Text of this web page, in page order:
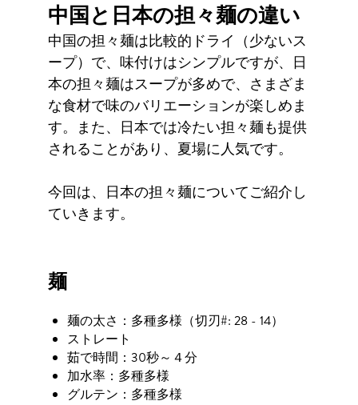
中国と日本の担々麺の違い
中国の担々麺は比較的ドライ（少ないス
ープ）で、味付けはシンプルですが、日
本の担々麺はスープが多めで、さまざま
な食材で味のバリエーションが楽しめま
す。また、日本では冷たい担々麺も提供
されることがあり、夏場に人気です。
今回は、日本の担々麺についてご紹介し
ていきます。
麺
麺の太さ：多種多様（切刃#: 28 - 14）
ストレート
茹で時間：30秒～４分
加水率：多種多様
グルテン：多種多様